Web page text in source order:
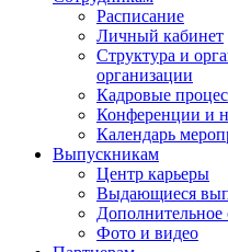
Расписание
Личный кабинет
Структура и
организации
Кадровые
Конференции и
Календарь
Выпускникам
Центр карьеры
Выдающиеся
Дополнительное
Фото и видео